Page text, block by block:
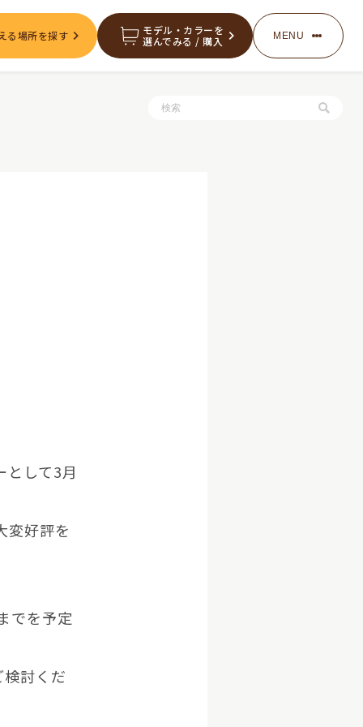
る場所を探す
モデル・カラーを
選んでみる / 購入
MENU
して3月
変好評を
でを予定
討くだ